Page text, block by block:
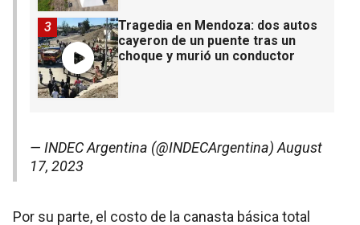
Tragedia en Mendoza: dos autos
cayeron de un puente tras un
choque y murió un conductor
3
— INDEC Argentina (@INDECArgentina) August
17, 2023
Por su parte, el costo de la canasta básica total